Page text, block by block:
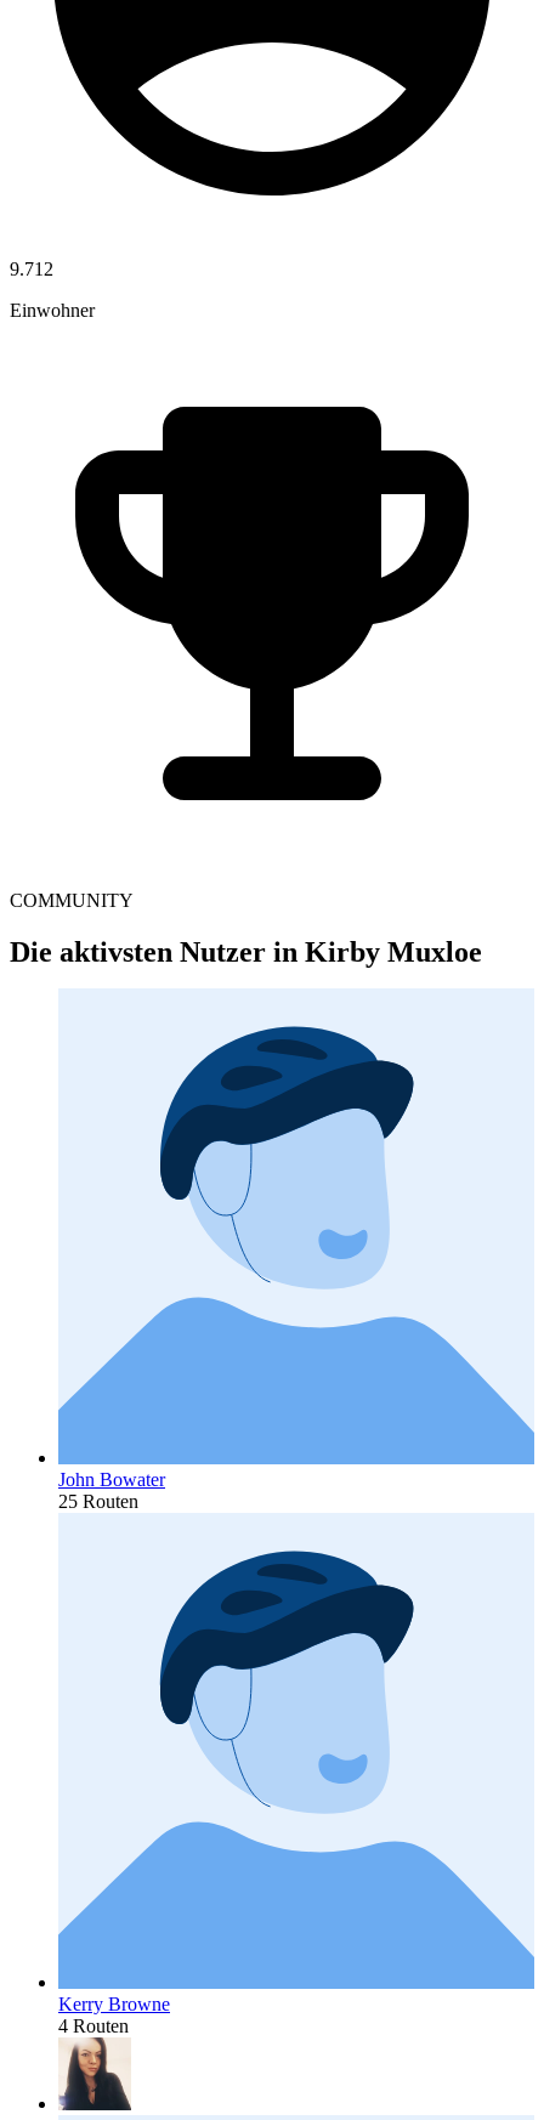
9.712
Einwohner
COMMUNITY
Die aktivsten Nutzer in Kirby Muxloe
John Bowater
25 Routen
Kerry Browne
4 Routen